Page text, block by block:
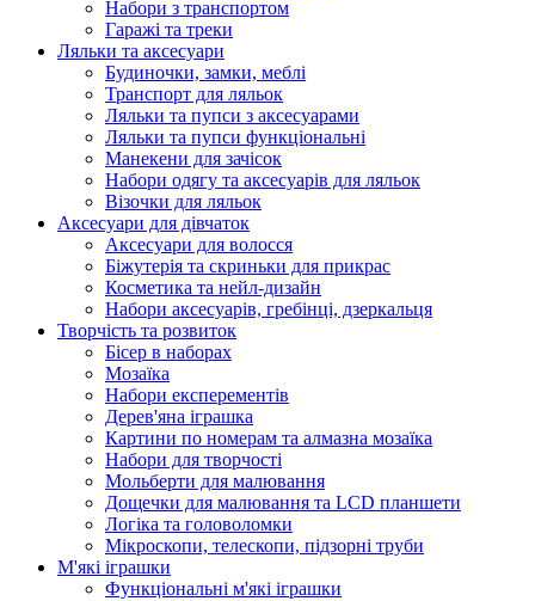
Набори з транспортом
Гаражі та треки
Ляльки та аксесуари
Будиночки, замки, меблі
Транспорт для ляльок
Ляльки та пупси з аксесуарами
Ляльки та пупси функціональні
Манекени для зачісок
Набори одягу та аксесуарів для ляльок
Візочки для ляльок
Аксесуари для дівчаток
Аксесуари для волосся
Біжутерія та скриньки для прикрас
Косметика та нейл-дизайн
Набори аксесуарів, гребінці, дзеркальця
Творчість та розвиток
Бісер в наборах
Мозаїка
Набори експерементів
Дерев'яна іграшка
Картини по номерам та алмазна мозаїка
Набори для творчості
Мольберти для малювання
Дощечки для малювання та LCD планшети
Логіка та головоломки
Мікроскопи, телескопи, підзорні труби
М'які іграшки
Функціональні м'які іграшки